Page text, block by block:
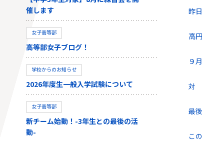
昨
高
９
対
最
こ
催します
女子高等部
高等部女子ブログ！
学校からのお知らせ
2026年度生一般入学試験について
女子高等部
新チーム始動！-3年生との最後の活
動-